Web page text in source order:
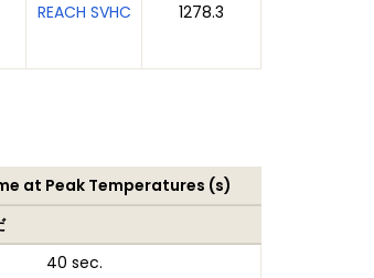
REACH SVHC 1278.3
at Peak Temperatures (s)
40 sec.